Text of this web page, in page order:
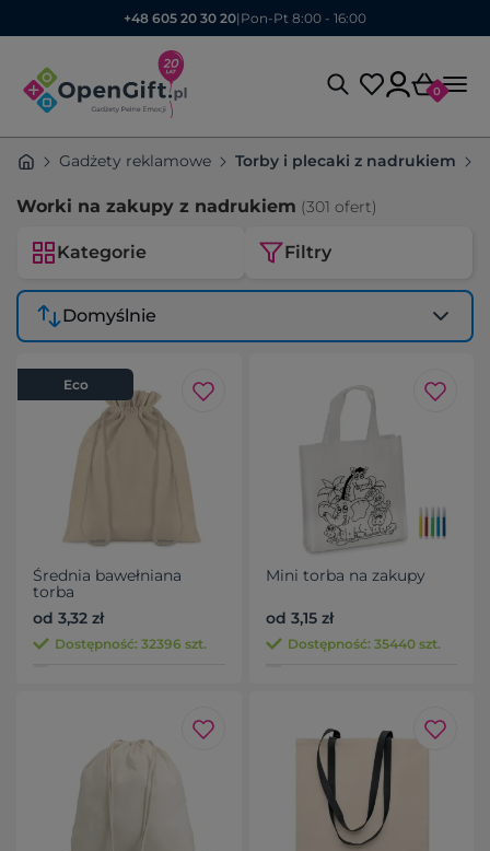
+48 605 20 30 20| Pon-Pt 8:00 - 16:00
0
Gadżety reklamowe Torby i plecaki z nadrukiem
Worki na zakupy z nadrukiem (301 ofert)
Kategorie Filtry
Domyślnie
Eco
Średnia bawełniana
torba
od 3,32 zł
Dostępność: 32396 szt.
Mini torba na zakupy
od 3,15 zł
Dostępność: 35440 szt.